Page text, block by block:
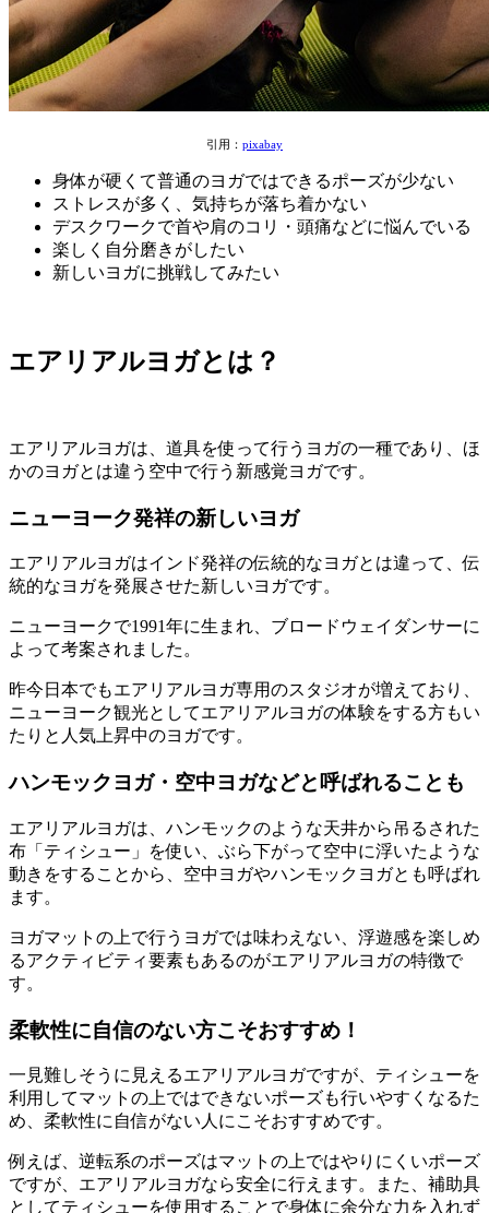
引用： pixabay
身体が硬くて普通のヨガではできるポーズが少ない
ストレスが多く、気持ちが落ち着かない
デスクワークで首や肩のコリ・頭痛などに悩んでいる
楽しく自分磨きがしたい
新しいヨガに挑戦してみたい
エアリアルヨガとは？
エアリアルヨガは、道具を使って行うヨガの一種であり、ほ
かのヨガとは違う空中で行う新感覚ヨガです。
ニューヨーク発祥の新しいヨガ
エアリアルヨガはインド発祥の伝統的なヨガとは違って、伝
統的なヨガを発展させた新しいヨガです。
ニューヨークで1991年に生まれ、ブロードウェイダンサーに
よって考案されました。
昨今日本でもエアリアルヨガ専用のスタジオが増えており、
ニューヨーク観光としてエアリアルヨガの体験をする方もい
たりと人気上昇中のヨガです。
ハンモックヨガ・空中ヨガなどと呼ばれることも
エアリアルヨガは、ハンモックのような天井から吊るされた
布「ティシュー」を使い、ぶら下がって空中に浮いたような
動きをする ことから、空中ヨガやハンモックヨガとも呼ばれ
ます。
ヨガマットの上で行うヨガでは味わえない、浮遊感を楽しめ
るアクティビティ要素もあるのがエアリアルヨガの特徴で
す。
柔軟性に自信のない方こそおすすめ！
一見難しそうに見えるエアリアルヨガですが、ティシューを
利用してマットの上ではできないポーズも行いやすくなるた
め、柔軟性に自信がない人にこそおすすめです。
例えば、逆転系のポーズはマットの上ではやりにくいポーズ
ですが、エアリアルヨガなら安全に行えます。また、補助具
としてティシューを使用することで身体に余分な力を入れず